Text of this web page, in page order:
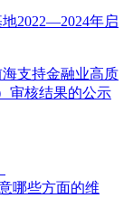
2022—2024年启
支持金融业高质
审核结果的公示
哪些方面的维